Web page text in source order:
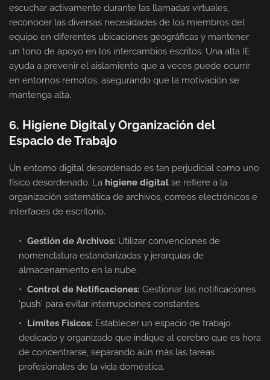
escuchar activamente durante las llamadas virtuales,
reconocer las diversas necesidades de los miembros del
equipo en diferentes ubicaciones geográficas y mantener
un tono de apoyo en los intercambios escritos. Una alta IE
ayuda a prevenir el aislamiento que a veces puede ocurrir
en entornos remotos, asegurando que la motivación se
mantenga alta.
6. Higiene Digital y Organización del
Espacio de Trabajo
Un entorno digital desordenado es tan perjudicial como uno
físico desordenado. La higiene digital se refiere a la
organización sistemática de archivos, correos electrónicos e
interfaces de escritorio.
Gestión de Archivos: Utilizar convenciones de
nomenclatura estandarizadas y jerarquías de
almacenamiento en la nube.
Control de Notificaciones: Gestionar las notificaciones
'push' para evitar interrupciones constantes.
Límites Físicos: Establecer un espacio de trabajo
dedicado y organizado que indique al cerebro que es hora
de concentrarse, separando aún más las tareas
profesionales de la vida doméstica.